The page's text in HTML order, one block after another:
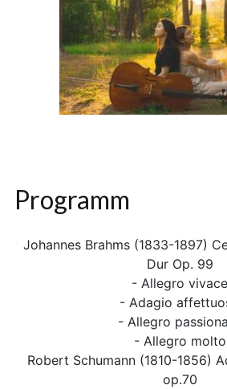
Programm
Johannes Brahms (1833-1897)
Dur Op. 99
- Allegro vivace
- Adagio
- Allegro
- Allegro molto
Robert Schumann (1810-1856)
op.70